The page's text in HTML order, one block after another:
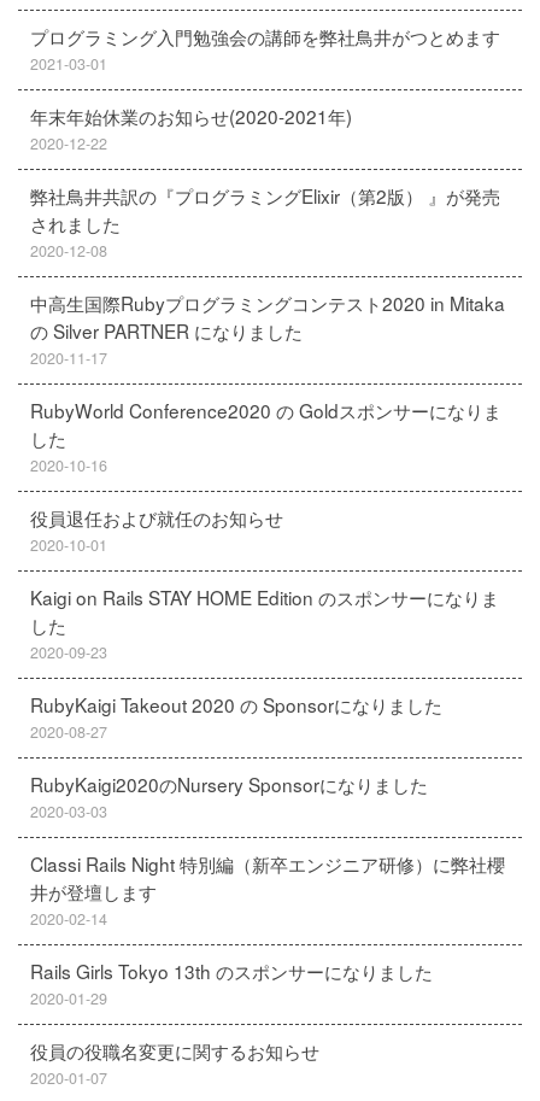
プログラミング入門勉強会の講師を弊社鳥井がつとめます
2021-03-01
年末年始休業のお知らせ(2020-2021年)
2020-12-22
弊社鳥井共訳の『プログラミングElixir（第2版） 』が発売
されました
2020-12-08
中高生国際Rubyプログラミングコンテスト2020 in Mitaka
の Silver PARTNER になりました
2020-11-17
RubyWorld Conference2020 の Goldスポンサーになりま
した
2020-10-16
役員退任および就任のお知らせ
2020-10-01
Kaigi on Rails STAY HOME Edition のスポンサーになりま
した
2020-09-23
RubyKaigi Takeout 2020 の Sponsorになりました
2020-08-27
RubyKaigi2020のNursery Sponsorになりました
2020-03-03
Classi Rails Night 特別編（新卒エンジニア研修）に弊社櫻
井が登壇します
2020-02-14
Rails Girls Tokyo 13th のスポンサーになりました
2020-01-29
役員の役職名変更に関するお知らせ
2020-01-07